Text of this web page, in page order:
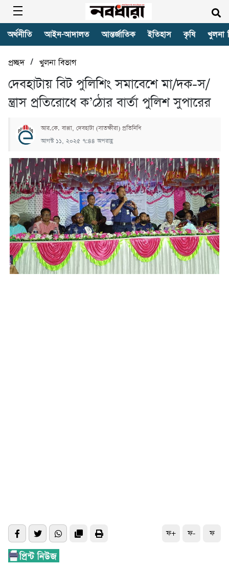
অর্থনীতি আইন-আদালত আন্তর্জাতিক ইতিহাস কৃষি খুলনা
প্রচ্ছদ/ খুলনা বিভাগ
দেবহাটায় বিট পুলিশিং সমাবেশে মা/দক-স/
ন্ত্রাস প্রতিরোধে ক’ঠোর বার্তা পুলিশ সুপারের
আর.কে. বাপ্পা, দেবহাটা (সাতক্ষীরা) প্রতিনিধি
আগস্ট ১১, ২০২৫ ৭:৪৪ অপরাহ্ণ
ফ+ ফ- ফ